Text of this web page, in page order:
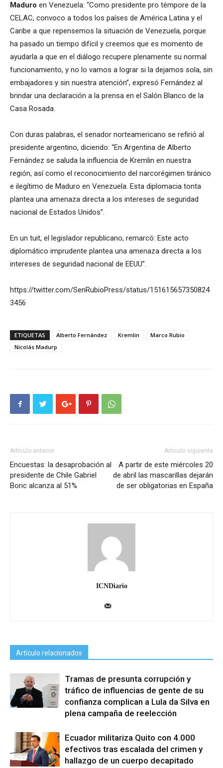
Maduro en Venezuela: “Como presidente pro témpore de la
CELAC, convoco a todos los países de América Latina y el
Caribe a que repensemos la situación de Venezuela, porque
ha pasado un tiempo difícil y creemos que es momento de
ayudarla a que en el diálogo recupere plenamente su normal
funcionamiento, y no lo vamos a lograr si la dejamos sola, sin
embajadores y sin nuestra atención”, expresó Fernández al
brindar una declaración a la prensa en el Salón Blanco de la
Casa Rosada.
Con duras palabras, el senador norteamericano se refirió al
presidente argentino, diciendo: “En Argentina de Alberto
Fernández se saluda la influencia de Kremlin en nuestra
región, así como el reconocimiento del narcorégimen tiránico
e ilegítimo de Maduro en Venezuela. Esta diplomacia tonta
plantea una amenaza directa a los intereses de seguridad
nacional de Estados Unidos”.
En un tuit, el legislador republicano, remarcó: Este acto
diplomático imprudente plantea una amenaza directa a los
intereses de seguridad nacional de EEUU”.
https://twitter.com/SenRubioPress/status/151615657350824
3456
ETIQUETAS Alberto Fernández Kremlin
Marco Rubio
Nicolás Madurp
Artículo anterior
Encuestas: la desaprobación al
presidente de Chile Gabriel
Boric alcanza al 51%
Artículo siguiente
A partir de este miércoles 20
de abril las mascarillas dejarán
de ser obligatorias en España
ICNDiario
Artículo relacionados
Tramas de presunta corrupción y
tráfico de influencias de gente de su
confianza complican a Lula da Silva en
plena campaña de reelección
Ecuador militariza Quito con 4.000
efectivos tras escalada del crimen y
hallazgo de un cuerpo decapitado